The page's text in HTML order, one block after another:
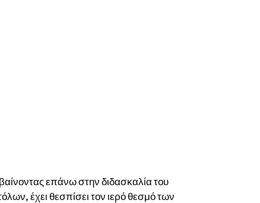
επάνω στην διδασκαλία του
έχει θεσπίσει τον ιερό θεσμό των